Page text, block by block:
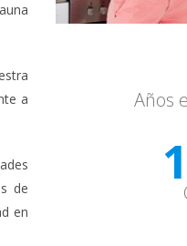
a
de
en
Años